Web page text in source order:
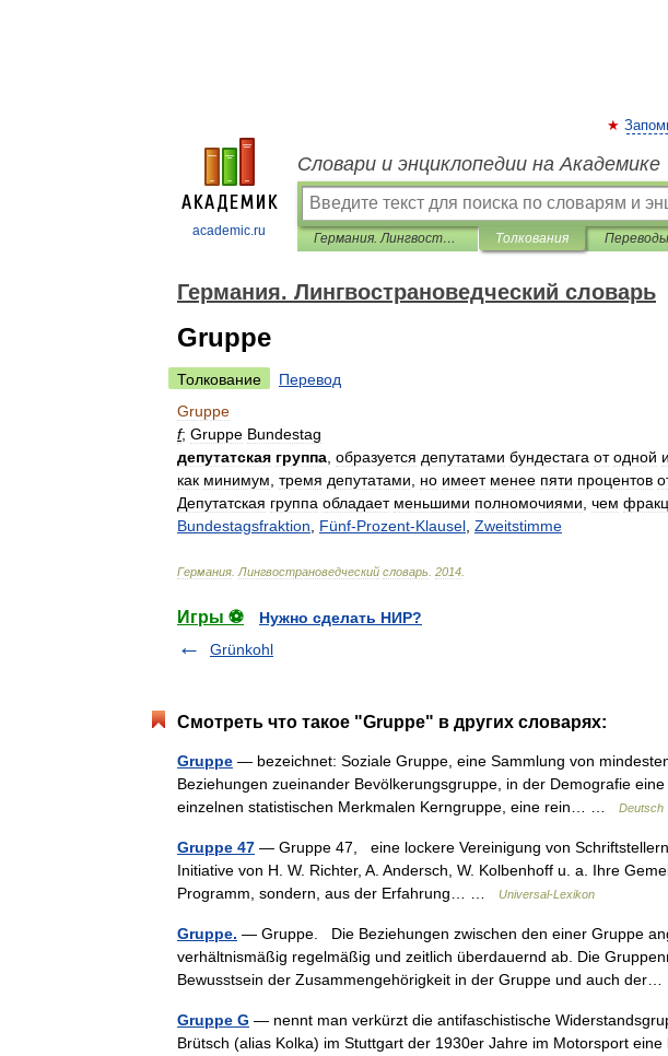
academic.ru
Словари и энциклопедии на Академике
Германия. Лингвострановедческий словарь Толкования Переводы
Германия. Лингвострановедческий словарь
Gruppe
Толкование
Перевод
Gruppe
f; Gruppe Bundestag
депутатская группа образуется депутатами бундестага от одной
как минимум тремя депутатами но имеет менее пяти процентов
Депутатская группа обладает меньшими полномочиями чем
Bundestagsfraktion
Fünf-Prozent-Klausel Zweitstimme
Германия Лингвострановедческий словарь 2014
Игры ⚽
Нужно сделать НИР?
Grünkohl
Смотреть что такое "Gruppe" в других словарях:
Gruppe — bezeichnet: Soziale Gruppe, eine Sammlung von
Beziehungen zueinander Bevölkerungsgruppe, in der Demografie
einzelnen statistischen Merkmalen Kerngruppe, eine rein… …
Deutsch
Gruppe 47 — Gruppe 47, eine lockere Vereinigung von
Initiative von H. W. Richter, A. Andersch, W. Kolbenhoff u. a. Ihre
Programm, sondern, aus der Erfahrung… …
Universal-Lexikon
Gruppe. — Gruppe. Die Beziehungen zwischen den einer Gruppe
verhältnismäßig regelmäßig und zeitlich überdauernd ab. Die
Bewusstsein der Zusammengehörigkeit in der Gruppe und auch
Gruppe G — nennt man verkürzt die antifaschistische
Brütsch (alias Kolka) im Stuttgart der 1930er Jahre im Motorsport